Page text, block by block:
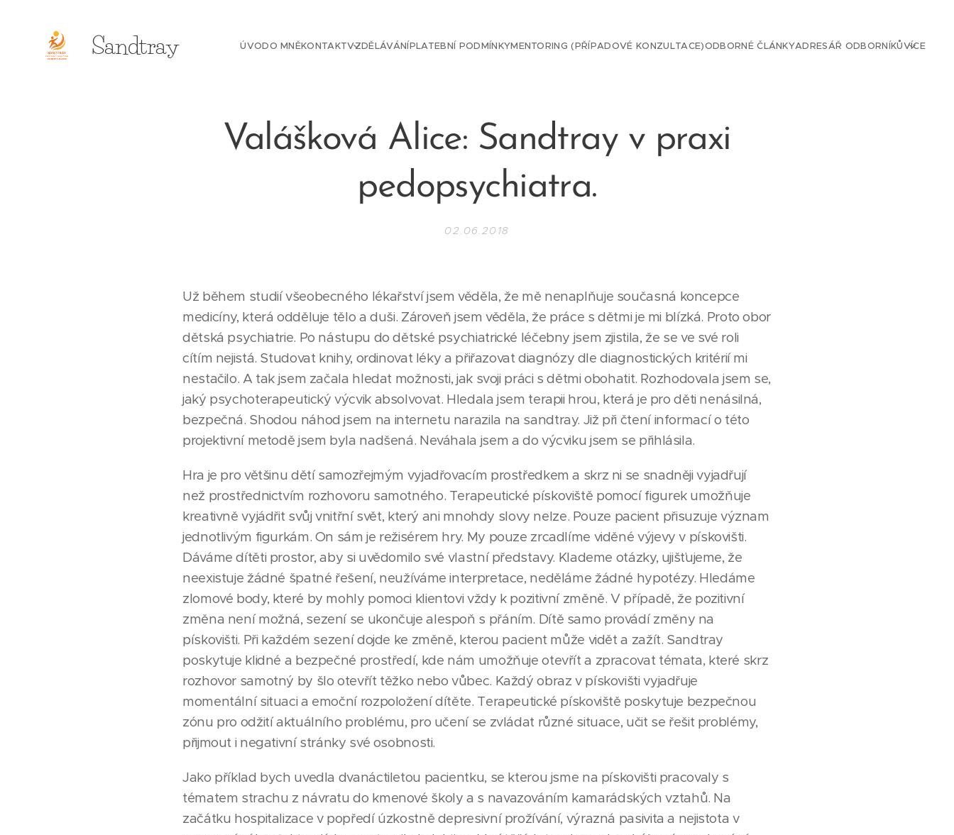
Sandtray ÚVODO MNĚKONTAKTVZDĚLÁVÁNÍPLATEBNÍ PODMÍNKYMENTORING (PŘÍPADOVÉ KONZULTACE)ODBORNÉ ČLÁNKYADRESÁŘ ODBORNÍKŮVÍCE
Valášková Alice: Sandtray v praxi
pedopsychiatra.
02.06.2018
Už během studií všeobecného lékařství jsem věděla, že mě nenaplňuje současná koncepce
medicíny, která odděluje tělo a duši. Zároveň jsem věděla, že práce s dětmi je mi blízká. Proto obor
dětská psychiatrie. Po nástupu do dětské psychiatrické léčebny jsem zjistila, že se ve své roli
cítím nejistá. Studovat knihy, ordinovat léky a přiřazovat diagnózy dle diagnostických kritérií mi
nestačilo. A tak jsem začala hledat možnosti, jak svoji práci s dětmi obohatit. Rozhodovala jsem se,
jaký psychoterapeutický výcvik absolvovat. Hledala jsem terapii hrou, která je pro děti nenásilná,
bezpečná. Shodou náhod jsem na internetu narazila na sandtray. Již při čtení informací o této
projektivní metodě jsem byla nadšená. Neváhala jsem a do výcviku jsem se přihlásila.
Hra je pro většinu dětí samozřejmým vyjadřovacím prostředkem a skrz ni se snadněji vyjadřují
než prostřednictvím rozhovoru samotného. Terapeutické pískoviště pomocí figurek umožňuje
kreativně vyjádřit svůj vnitřní svět, který ani mnohdy slovy nelze. Pouze pacient přisuzuje význam
jednotlivým figurkám. On sám je režisérem hry. My pouze zrcadlíme viděné výjevy v pískovišti.
Dáváme dítěti prostor, aby si uvědomilo své vlastní představy. Klademe otázky, ujišťujeme, že
neexistuje žádné špatné řešení, neužíváme interpretace, neděláme žádné hypotézy. Hledáme
zlomové body, které by mohly pomoci klientovi vždy k pozitivní změně. V případě, že pozitivní
změna není možná, sezení se ukončuje alespoň s přáním. Dítě samo provádí změny na
pískovišti. Při každém sezení dojde ke změně, kterou pacient může vidět a zažít. Sandtray
poskytuje klidné a bezpečné prostředí, kde nám umožňuje otevřít a zpracovat témata, které skrz
rozhovor samotný by šlo otevřít těžko nebo vůbec. Každý obraz v pískovišti vyjadřuje
momentální situaci a emoční rozpoložení dítěte. Terapeutické pískoviště poskytuje bezpečnou
zónu pro odžití aktuálního problému, pro učení se zvládat různé situace, učit se řešit problémy,
přijmout i negativní stránky své osobnosti.
Jako příklad bych uvedla dvanáctiletou pacientku, se kterou jsme na pískovišti pracovaly s
tématem strachu z návratu do kmenové školy a s navazováním kamarádských vztahů. Na
začátku hospitalizace v popředí úzkostně depresivní prožívání, výrazná pasivita a nejistota v